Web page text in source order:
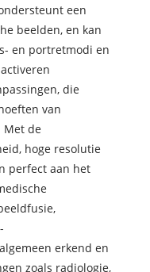
een
beelden, en kan
en portretmodi en
die
van
Met de
hoge resolutie
perfect aan het
erkend en
zoals radiologie,